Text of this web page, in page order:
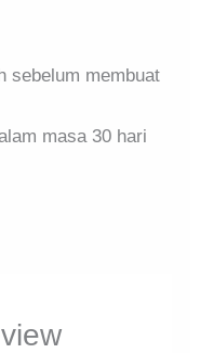
sebelum membuat
masa 30 hari